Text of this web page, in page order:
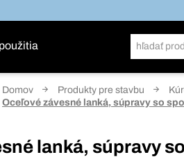
Domov Produkty pre stavbu
Oceľové závesné lanká, súpravy so
lanká, súpravy